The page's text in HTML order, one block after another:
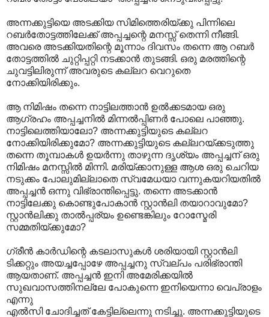
അന്നക്കുട്ടിയെ അടക്കിയ സിമിത്തെരിയ്ക്കു പിന്നിലെ
റബർതോട്ടത്തിലേക്ക് അപ്പച്ചന്റെ മനസ്സ് തെന്നി നീങ്ങി.
അവരെ അടക്കിയതിന്റെ മൂന്നാം ദിവസം തന്നെ ആ റബർ
തോട്ടത്തിൽ ചുറ്റിപ്പറ്റി നടക്കാൻ തുടങ്ങി. ഒരു മരത്തിന്റെ
ചുവട്ടിലിരുന്ന് അവരുടെ കല്ലറ വെറുതെ
നോക്കിയിരിക്കും.
ആ നിമിഷം തന്നെ നാട്ടിലത്താൻ ഉൽക്കടമായ ഒരു
ആഗ്രഹം അപ്പച്ചനിൽ മിന്നൽപ്പിണർ പോലെ പാഞ്ഞു.
നാട്ടിലെത്തിയാലോ? അന്നക്കുട്ടിയുടെ കല്ലറ
നോക്കിയിരിക്കുമോ? അന്നക്കുട്ടിയുടെ കല്ലറയ്ക്കടുത്തു
തന്നെ തൂമ്പാകൾ ഉയർന്നു താഴുന്ന ദൃശ്യം അപ്പച്ചന് ഒരു
നിമിഷം മനസ്സിൽ മിന്നി. മരിയ്ക്കാനുള്ള ആശ ഒരു ചെറിയ
നടുക്കം പോലുമില്ലാതെ സ്വമേധയാ വന്നുകയറിയതിൽ
അപ്പച്ചൻ ഒന്നു വിഭ്രാന്തിപ്പെട്ടു. തന്നെ അടക്കാൻ
നാട്ടിലേക്കു കൊണ്ടുപോകാൻ സ്റ്റാൻലി തയാറാവുമോ?
സ്റ്റാൻലിക്കു താൽപ്പര്യം ഉണ്ടെങ്കിലും റോസ്മേരി
സമ്മതിയ്ക്കുമോ?
ഗ്രീൻ കാർഡിന്റെ കടലാസുകൾ ശരിയായി സ്റ്റാൻലി
ടിക്കറ്റും അയച്ചപ്പോഴേ അപ്പച്ചനു സ്വല്പം പരിഭ്രാന്തി
ആയതാണ്. അപ്പച്ചൻ ഇനി അമേരിക്കയിൽ
സുഖവാസത്തിനല്ലേ പോകുന്നെ ഇനിയെന്നാ വെപ്രാളം
എന്നു
എൽസി ചോദിച്ചത് കേട്ടില്ലെന്നു നടിച്ചു. അന്നക്കുട്ടിയുടെ